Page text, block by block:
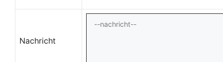
Nachricht